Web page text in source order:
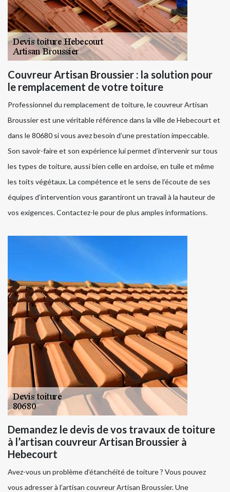
Couvreur Artisan Broussier : la solution pour
le remplacement de votre toiture
Professionnel du remplacement de toiture, le couvreur Artisan
Broussier est une véritable référence dans la ville de Hebecourt et
dans le 80680 si vous avez besoin d’une prestation impeccable.
Son savoir-faire et son expérience lui permet d’intervenir sur tous
les types de toiture, aussi bien celle en ardoise, en tuile et même
les toits végétaux. La compétence et le sens de l’écoute de ses
équipes d’intervention vous garantiront un travail à la hauteur de
vos exigences. Contactez-le pour de plus amples informations.
Demandez le devis de vos travaux de toiture
à l’artisan couvreur Artisan Broussier à
Hebecourt
Avez-vous un problème d’étanchéité de toiture ? Vous pouvez
vous adresser à l’artisan couvreur Artisan Broussier. Une